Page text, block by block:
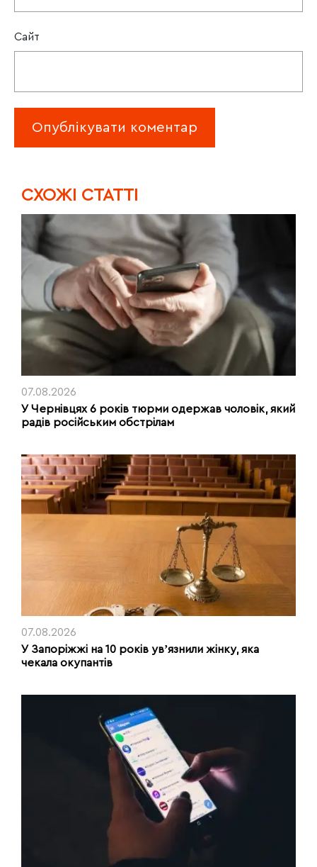
Сайт
CХОЖІ СТАТТІ
07.08.2026
У Чернівцях 6 років тюрми одержав чоловік, який
радів російським обстрілам
07.08.2026
У Запоріжжі на 10 років увʼязнили жінку, яка
чекала окупантів